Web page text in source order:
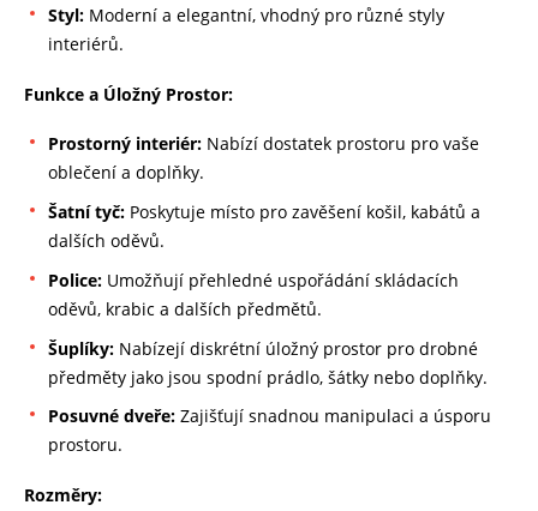
Styl: Moderní a elegantní, vhodný pro různé styly
interiérů.
Funkce a Úložný Prostor:
Prostorný interiér: Nabízí dostatek prostoru pro vaše
oblečení a doplňky.
Šatní tyč: Poskytuje místo pro zavěšení košil, kabátů a
dalších oděvů.
Police: Umožňují přehledné uspořádání skládacích
oděvů, krabic a dalších předmětů.
Šuplíky: Nabízejí diskrétní úložný prostor pro drobné
předměty jako jsou spodní prádlo, šátky nebo doplňky.
Posuvné dveře: Zajišťují snadnou manipulaci a úsporu
prostoru.
Rozměry: